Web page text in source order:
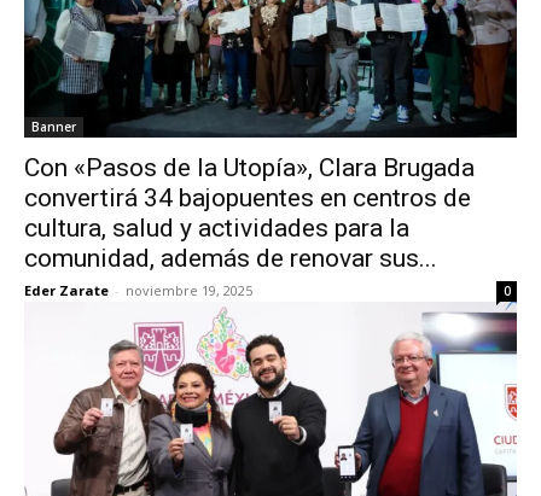
Banner
Con «Pasos de la Utopía», Clara Brugada
convertirá 34 bajopuentes en centros de
cultura, salud y actividades para la
comunidad, además de renovar sus...
Eder Zarate - noviembre 19, 2025 0